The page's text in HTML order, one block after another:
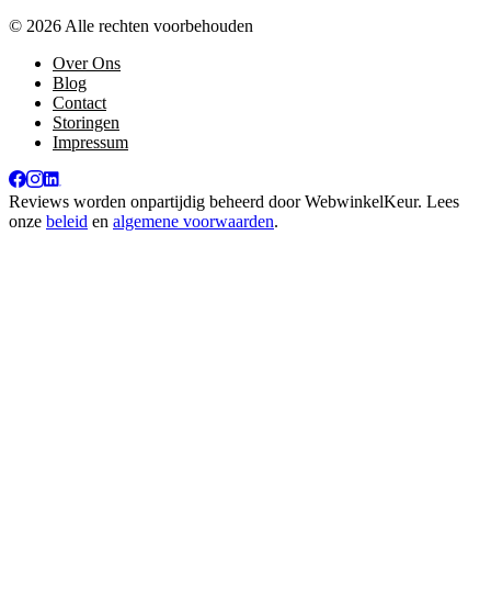
© 2026 Alle rechten voorbehouden
Over Ons
Blog
Contact
Storingen
Impressum
Reviews worden onpartijdig beheerd doorWebwinkelKeur. Lees
onze beleid en algemene voorwaarden.